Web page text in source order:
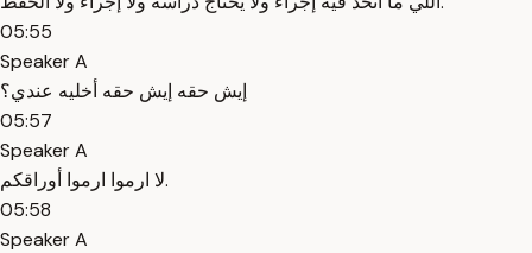
05:55
Speaker A
إيش حقه إيش حقه أخليه عندي؟
05:57
Speaker A
لا ارموا ارموا أوراقكم.
05:58
Speaker A